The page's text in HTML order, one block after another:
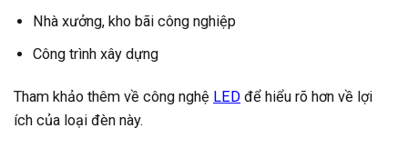
Nhà xưởng, kho bãi công nghiệp
Công trình xây dựng
Tham khảo thêm về công nghệ LED để hiểu rõ hơn về lợi
ích của loại đèn này.